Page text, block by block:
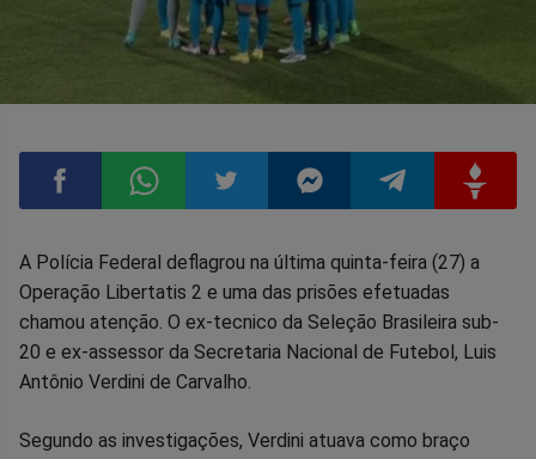
Compartilhar
no
Facebook
Compartilhar
no
Whatsapp
Compartilhar
no
Twitter
Compartilhar
no
Compartilhar
no
no
A Polícia Federal deflagrou na última quinta-feira (27) a
Operação Libertatis 2 e uma das prisões efetuadas
chamou atenção. O ex-tecnico da Seleção Brasileira sub-
20 e ex-assessor da Secretaria Nacional de Futebol, Luis
Antônio Verdini de Carvalho.
Segundo as investigações, Verdini atuava como braço